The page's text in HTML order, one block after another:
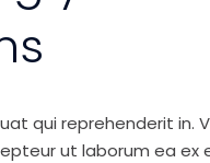
qui reprehenderit in.
ut laborum ea ex